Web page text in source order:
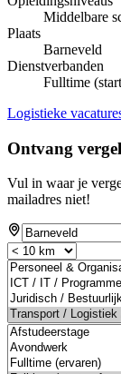
Middelbare
Plaats
Barneveld
Dienstverbanden
Fulltime
Logistieke
Ontvang
Vul in waar je
mailadres niet!